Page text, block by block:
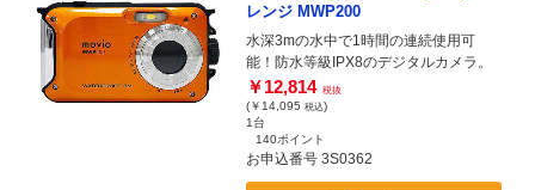
レンジ MWP200
水深3mの水中で1時間の連続使用可
能！防水等級IPX8のデジタルカメラ。
￥12,814 税抜
(￥14,095 税込)
1台
140ポイント
お申込番号 3S0362